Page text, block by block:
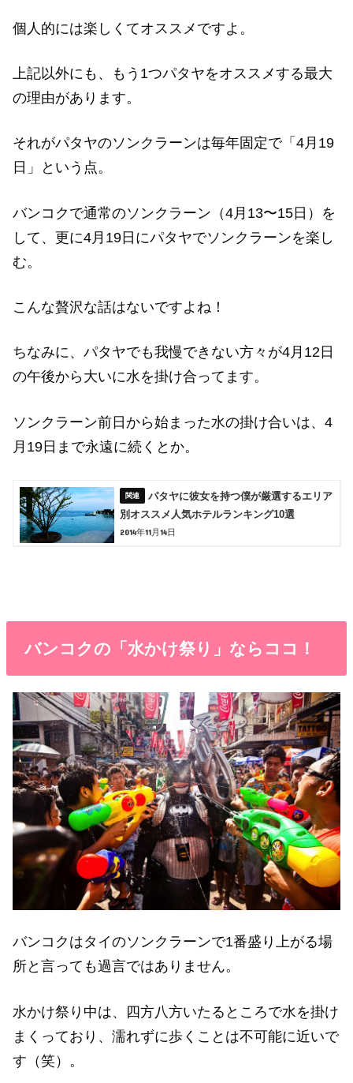
個人的には楽しくてオススメですよ。
上記以外にも、もう1つパタヤをオススメする最大
の理由があります。
それがパタヤのソンクラーンは毎年固定で「4月19
日」という点。
バンコクで通常のソンクラーン（4月13〜15日）を
して、更に4月19日にパタヤでソンクラーンを楽し
む。
こんな贅沢な話はないですよね！
ちなみに、パタヤでも我慢できない方々が4月12日
の午後から大いに水を掛け合ってます。
ソンクラーン前日から始まった水の掛け合いは、4
月19日まで永遠に続くとか。
パタヤに彼女を持つ僕が厳選するエリア
別オススメ人気ホテルランキング10選
2014年11月14日
バンコクの「水かけ祭り」ならココ！
バンコクはタイのソンクラーンで1番盛り上がる場
所と言っても過言ではありません。
水かけ祭り中は、四方八方いたるところで水を掛け
まくっており、濡れずに歩くことは不可能に近いで
す（笑）。